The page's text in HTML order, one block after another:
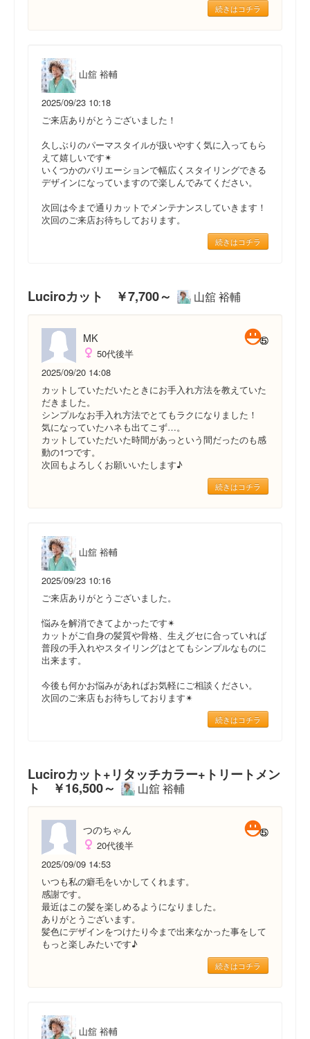
続きはコチラ
山舘 裕輔
2025/09/23 10:18
ご来店ありがとうございました！
久しぶりのパーマスタイルが扱いやすく気に入ってもら
えて嬉しいです✴︎
いくつかのバリエーションで幅広くスタイリングできる
デザインになっていますので楽しんでみてください。
次回は今まで通りカットでメンテナンスしていきます！
次回のご来店お待ちしております。
続きはコチラ
Luciroカット ￥7,700～ 山舘 裕輔
MK
50代後半
2025/09/20 14:08
カットしていただいたときにお手入れ方法を教えていた
だきました。
シンプルなお手入れ方法でとてもラクになりました！
気になっていたハネも出てこず…。
カットしていただいた時間があっという間だったのも感
動の1つです。
次回もよろしくお願いいたします♪
続きはコチラ
山舘 裕輔
2025/09/23 10:16
ご来店ありがとうございました。
悩みを解消できてよかったです✴︎
カットがご自身の髪質や骨格、生えグセに合っていれば
普段の手入れやスタイリングはとてもシンプルなものに
出来ます。
今後も何かお悩みがあればお気軽にご相談ください。
次回のご来店もお待ちしております✴︎
続きはコチラ
Luciroカット+リタッチカラー+トリートメン
ト ￥16,500～ 山舘 裕輔
つのちゃん
20代後半
2025/09/09 14:53
いつも私の癖毛をいかしてくれます。
感謝です。
最近はこの髪を楽しめるようになりました。
ありがとうございます。
髪色にデザインをつけたり今まで出来なかった事をして
もっと楽しみたいです♪
続きはコチラ
山舘 裕輔